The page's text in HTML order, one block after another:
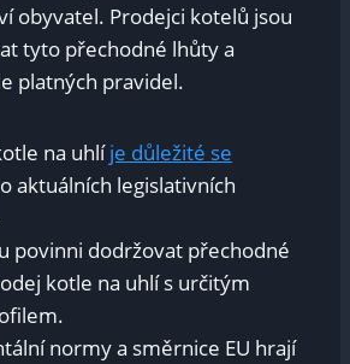
obyvatel. Prodejci kotelů jsou
tyto přechodné lhůty ​a⁢
platných pravidel.
na ‍uhlíje důležité ⁤se
aktuálních legislativních
povinni dodržovat ⁤přechodné
‌kotle ‌na uhlí s určitým
normy a ⁤směrnice EU hrají⁣